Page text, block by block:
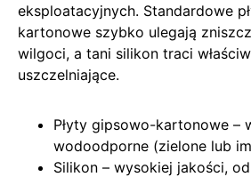
eksploatacyjnych. Standardowe
kartonowe szybko ulegają
wilgoci, a tani silikon traci
uszczelniające.
Płyty gipsowo-kartonowe –
wodoodporne (zielone lub
Silikon – wysokiej jakości,